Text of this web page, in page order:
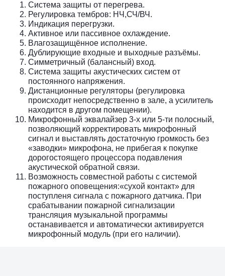
Система защиты от перегрева.
Регулировка тембров: НЧ,СЧ/ВЧ.
Индикация перегрузки.
Активное или пассивное охлаждение.
Влагозащищённое исполнение.
Дублирующие входные и выходные разъёмы.
Симметричный (балансный) вход.
Система защиты акустических систем от
постоянного напряжения.
Дистанционные регуляторы (регулировка
происходит непосредственно в зале, а усилитель
находится в другом помещении).
Микрофонный эквалайзер 3-х или 5-ти полосный,
позволяющий корректировать микрофонный
сигнал и выставлять достаточную громкость без
«заводки» микрофона, не прибегая к покупке
дорогостоящего процессора подавления
акустической обратной связи.
Возможность совместной работы с системой
пожарного оповещения:«сухой контакт» для
поступленя сигнала с пожарного датчика. При
срабатывании пожарной сигнализации
трансляция музыкальной программы
останавивается и автоматически активируется
микрофонный модуль (при его наличии).